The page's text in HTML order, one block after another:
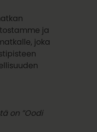
ja
joka
on ”Oodi